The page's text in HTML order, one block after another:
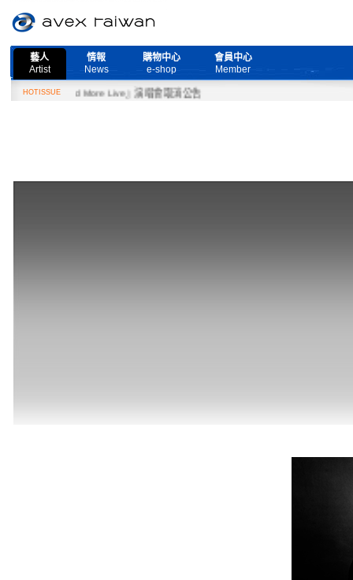
藝人
Artist
情報
News
購物中心
e-shop
會員中心
Member
HOTISSUE
Need More Live』演唱會取消公告